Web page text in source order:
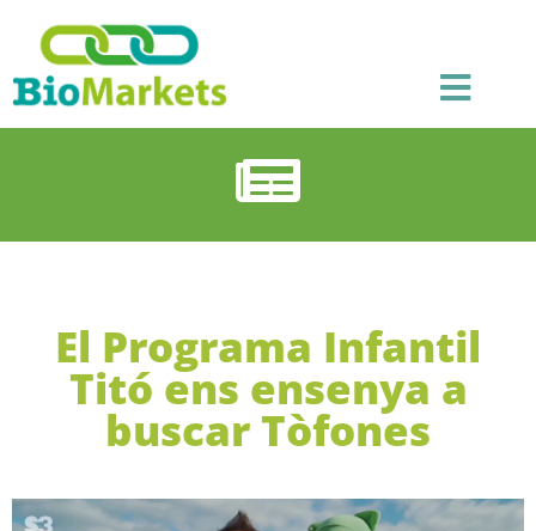
El Programa Infantil
Titó ens ensenya a
buscar Tòfones